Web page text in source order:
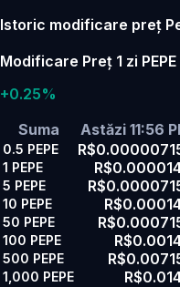
Istoric modificare preț
Modificare Preț 1 zi PEPE
+0.25%
Suma
Astăzi 11:56
0.5 PEPE
1 PEPE
5 PEPE
10 PEPE
50 PEPE
100 PEPE
500 PEPE
1,000 PEPE